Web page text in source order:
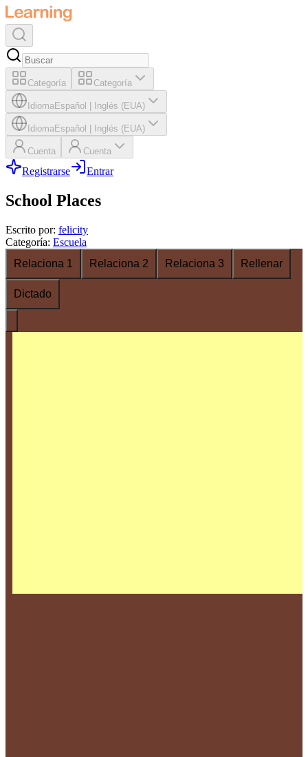
Categoría Categoría
IdiomaEspañol Inglés (EUA)
IdiomaEspañol Inglés (EUA)
Cuenta Cuenta
Registrarse Entrar
School Places
Escrito por: felicity
Categoría: Escuela
Relaciona 1
Relaciona 2 Relaciona 3 Rellenar
Dictado